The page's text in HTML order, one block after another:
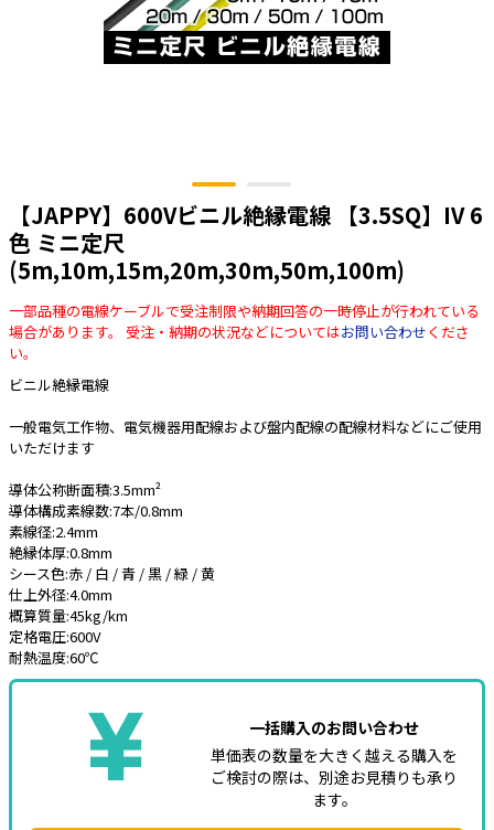
電源ケーブル／コネクタ／分電盤／ブレ
照明・照明器具
PF管/FEP管/CD管/情報線保護管
ボックス・ビニル電線管付属品・引き込
みカバー
工具関連
EV充電設備工事関連
その他
e431オリジナル
販売終了品
【JAPPY】600Vビニル絶縁電線 【3.5SQ】IV 6
色 ミニ定尺
(5m,10m,15m,20m,30m,50m,100m)
一部品種の電線ケーブルで受注制限や納期回答の一時停止が行われている
場合があります。 受注・納期の状況などについてはお問い合わせくださ
い。
ビニル絶縁電線
一般電気工作物、電気機器用配線および盤内配線の配線材料などにご使用
いただけます
導体公称断面積:3.5mm²
導体構成素線数:7本/0.8mm
素線径:2.4mm
絶縁体厚:0.8mm
シース色:赤 / 白 / 青 / 黒 / 緑 / 黄
仕上外径:4.0mm
概算質量:45kg/km
定格電圧:600V
耐熱温度:60℃
一括購入のお問い合わせ
単価表の数量を大きく越える購入を
ご検討の際は、別途お見積りも承り
ます。